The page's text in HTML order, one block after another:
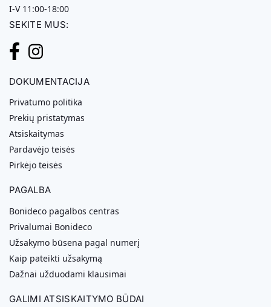
I-V 11:00-18:00
SEKITE MUS:
DOKUMENTACIJA
Privatumo politika
Prekių pristatymas
Atsiskaitymas
Pardavėjo teisės
Pirkėjo teisės
PAGALBA
Bonideco pagalbos centras
Privalumai Bonideco
Užsakymo būsena pagal numerį
Kaip pateikti užsakymą
Dažnai užduodami klausimai
GALIMI ATSISKAITYMO BŪDAI